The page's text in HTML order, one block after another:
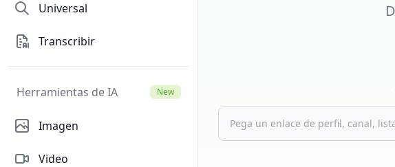
Universal
Transcribir
Herramientas de IA New
Imagen
Video